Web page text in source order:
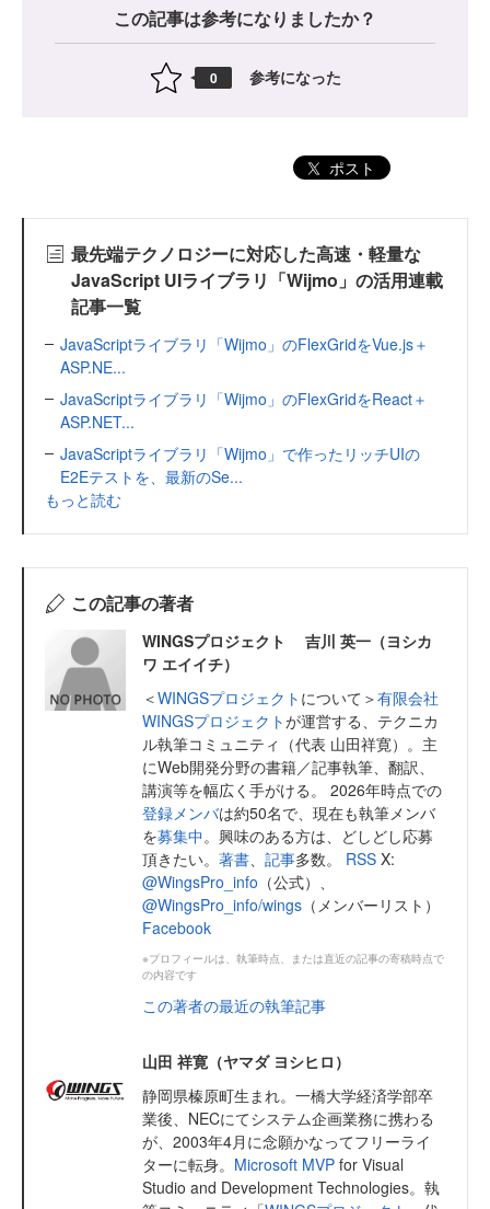
この記事は参考になりましたか？
0 参考になった
ポスト
最先端テクノロジーに対応した高速・軽量な
JavaScript UIライブラリ「Wijmo」の活用連載
記事一覧
JavaScriptライブラリ「Wijmo」のFlexGridをVue.js＋
ASP.NE...
JavaScriptライブラリ「Wijmo」のFlexGridをReact＋
ASP.NET...
JavaScriptライブラリ「Wijmo」で作ったリッチUIの
E2Eテストを、最新のSe...
もっと読む
この記事の著者
WINGSプロジェクト 吉川 英一（ヨシカ
ワ エイイチ）
＜WINGSプロジェクト について＞有限会社
WINGSプロジェクトが運営する、テクニカ
ル執筆コミュニティ（代表 山田祥寛）。主
にWeb開発分野の書籍／記事執筆、翻訳、
講演等を幅広く手がける。 2026年時点での
登録メンバは約50名で、現在も執筆メンバ
を募集中。興味のある方は、どしどし応募
頂きたい。 著書 記事多数。 RSS X:
@WingsPro_info （公式）、
@WingsPro_info/wings （メンバーリスト）
Facebook
※プロフィールは、執筆時点、または直近の記事の寄稿時点で
の内容です
この著者の最近の執筆記事
山田 祥寛（ヤマダ ヨシヒロ）
静岡県榛原町生まれ。一橋大学経済学部卒
業後、NECにてシステム企画業務に携わる
が、2003年4月に念願かなってフリーライ
ターに転身。 Microsoft MVP for Visual
Studio and Development Technologies。執